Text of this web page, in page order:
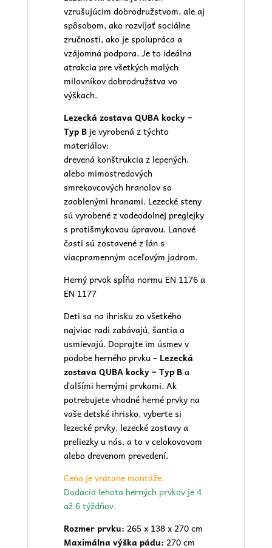
vzrušujúcim dobrodružstvom, ale aj
spôsobom, ako rozvíjať sociálne
zručnosti, ako je spolupráca a
vzájomná podpora. Je to ideálna
atrakcia pre všetkých malých
milovníkov dobrodružstva vo
výškach.
Lezecká zostava QUBA kocky –
Typ B je vyrobená z týchto
materiálov:
drevená konštrukcia z lepených,
alebo mimostredových
smrekovcových hranolov so
zaoblenými hranami. Lezecké steny
sú vyrobené z vodeodolnej preglejky
s protišmykovou úpravou. Lanové
časti sú zostavené z lán s
viacpramenným oceľovým jadrom.
Herný prvok spĺňa normu EN 1176 a
EN 1177
Deti sa na ihrisku zo všetkého
najviac radi zabávajú, šantia a
usmievajú. Doprajte im úsmev v
podobe herného prvku – Lezecká
zostava QUBA kocky – Typ Ba
ďalšími hernými prvkami. Ak
potrebujete vhodné herné prvky na
vašedetské ihrisko, vyberte si
lezecké prvky, lezecké zostavy a
preliezky u nás, a to v celokovovom
alebo drevenom prevedení.
Cena je vrátane montáže.
Dodacia lehota herných prvkov je 4
až 6 týždňov.
Rozmer prvku: 265 x 138 x 270 cm
Maximálna výška pádu: 270 cm